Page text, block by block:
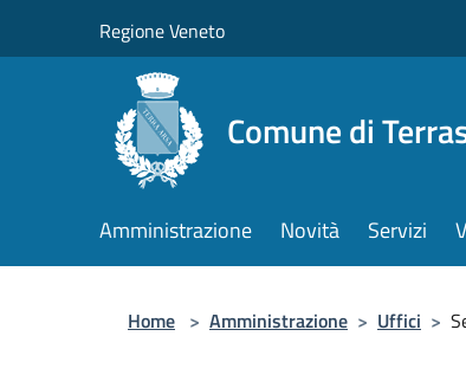
Regione Veneto
Comune di
Amministrazione Novità Servizi
Home > Amministrazione > Uffici >